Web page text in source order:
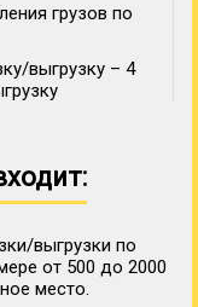
грузов по
выгрузку – 4
выгрузки по
от 500 до 2000
место.